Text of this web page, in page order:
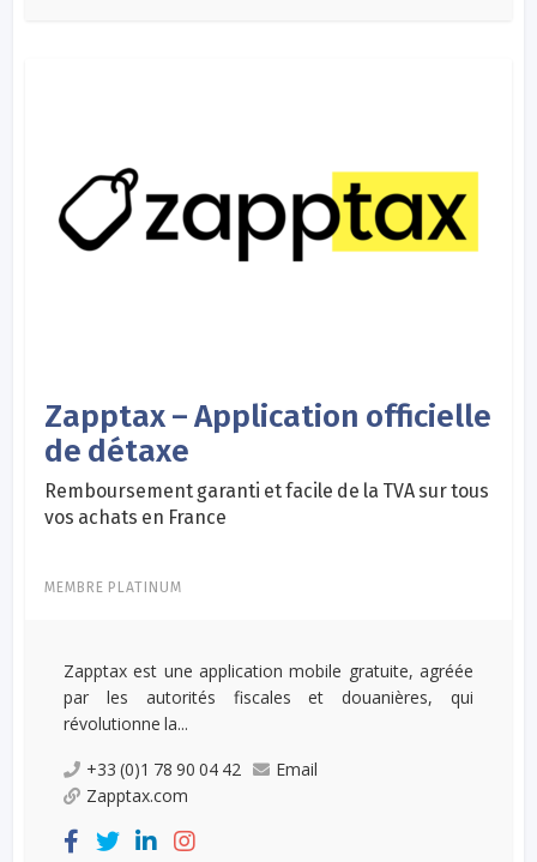
Zapptax – Application officielle
de détaxe
Remboursement garanti et facile de la TVA sur tous
vos achats en France
MEMBRE PLATINUM
Zapptax est une application mobile gratuite, agréée
par les autorités fiscales et douanières, qui
révolutionne la...
+33 (0)1 78 90 04 42
Email
Zapptax.com